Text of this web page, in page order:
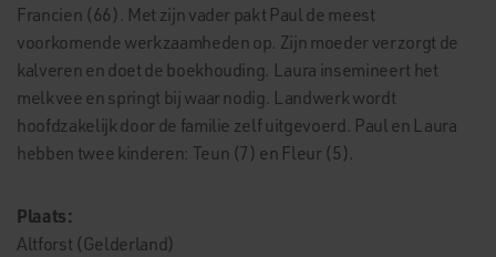
Francien (66). Met zijn vader pakt Paul de meest
voorkomende werkzaamheden op. Zijn moeder verzorgt de
kalveren en doet de boekhouding. Laura insemineert het
melkvee en springt bij waar nodig. Landwerk wordt
hoofdzakelijk door de familie zelf uitgevoerd. Paul en Laura
hebben twee kinderen: Teun (7) en Fleur (5).
Plaats:
Altforst (Gelderland)